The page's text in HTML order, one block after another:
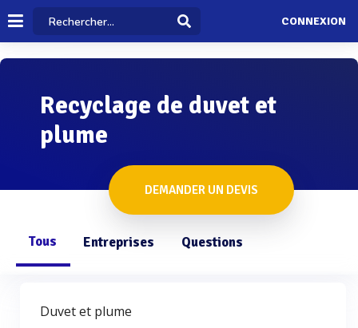
CONNEXION
Recyclage de duvet et
plume
DEMANDER UN DEVIS
Tous Entreprises Questions
Duvet et plume